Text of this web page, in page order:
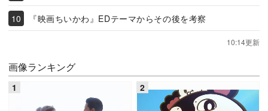
『映画ちいかわ』EDテーマからその後を考察
10:14更新
画像ランキング